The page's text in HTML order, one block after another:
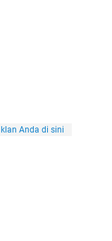
Anda di sini